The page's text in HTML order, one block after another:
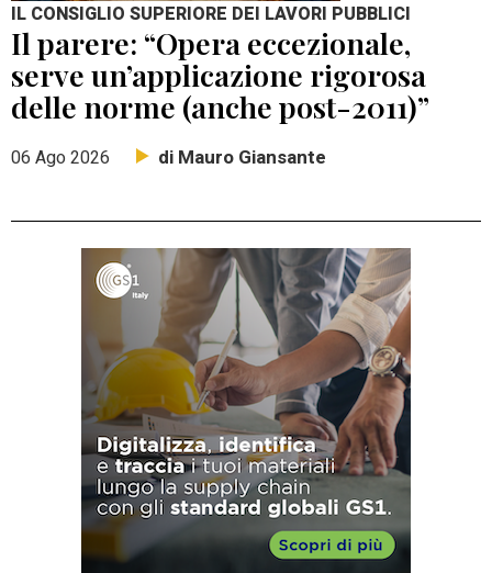
IL CONSIGLIO SUPERIORE DEI LAVORI PUBBLICI
Il parere: “Opera eccezionale,
serve un’applicazione rigorosa
delle norme (anche post-2011)”
06 Ago 2026 di Mauro Giansante